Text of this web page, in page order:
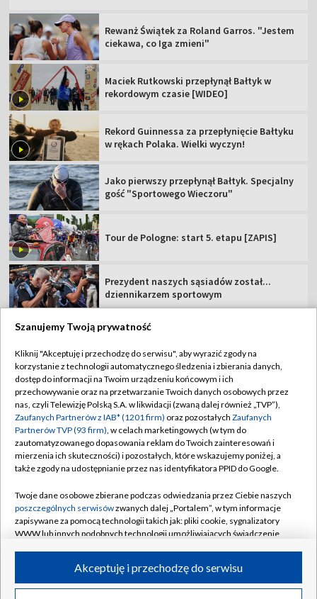
Rewanż Świątek za Roland Garros. "Jestem
ciekawa, co Iga zmieni"
Maciek Rutkowski przepłynął Bałtyk w
rekordowym czasie [WIDEO]
Rekord Guinnessa za przepłynięcie Bałtyku
w rękach Polaka. Wielki wyczyn!
Jako pierwszy przepłynął Bałtyk. Specjalny
gość "Sportowego Wieczoru"
Tour de Pologne: start 5. etapu [ZAPIS]
Prezydent naszych sąsiadów został...
dziennikarzem sportowym
TVP
Abonament TVP
Sklep TVP
Biuro Reklamy
Oferta Handlowa
Emisja w TVP
Rada Programowa
Ogłoszenia przetargowe
Akademia Telewizyjna
Regulamin TVP
Polityka prywatności
Moje zgody
Biuro reklamy
Kanały
©2026 Telewizja Polska Spółka Akcyjna w likwidacji
Szanujemy Twoją prywatność
Kliknij "Akceptuję i przechodzę do serwisu", aby wyrazić zgody na
korzystanie z technologii automatycznego śledzenia i zbierania danych,
dostęp do informacji na Twoim urządzeniu końcowym i ich
przechowywanie oraz na przetwarzanie Twoich danych osobowych przez
nas, czyli Telewizję Polską S.A. w likwidacji (zwaną dalej również „TVP”),
Zaufanych Partnerów z IAB* (1201 firm) oraz pozostałych Zaufanych
Partnerów TVP (93 firm), w celach marketingowych (w tym do
zautomatyzowanego dopasowania reklam do Twoich zainteresowań i
mierzenia ich skuteczności) i pozostałych, które wskazujemy poniżej, a
także zgody na udostępnianie przez nas identyfikatora PPID do Google.
Twoje dane osobowe zbierane podczas odwiedzania przez Ciebie naszych
poszczególnych serwisówzwanych dalej „Portalem”, w tym informacje
zapisywane za pomocą technologii takich jak: pliki cookie, sygnalizatory
WWW lub innych podobnych technologii umożliwiających świadczenie
ruchu w Internecie.Akceptuję i przechodzę do serwisu